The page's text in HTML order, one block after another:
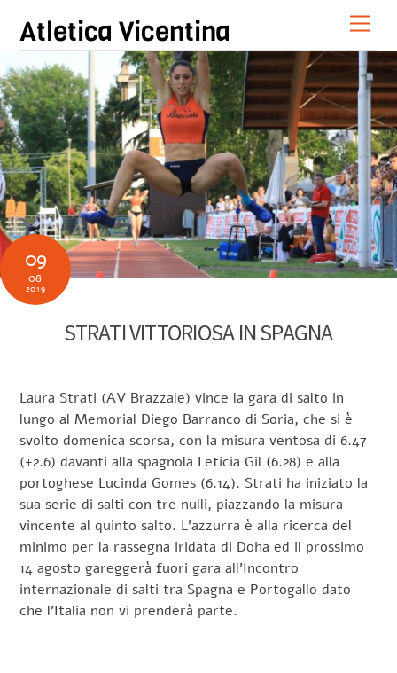
content
Atletica Vicentina
09
08
2019
STRATI VITTORIOSA IN SPAGNA
Laura Strati (AV Brazzale) vince la gara di salto in
lungo al Memorial Diego Barranco di Soria, che si è
svolto domenica scorsa, con la misura ventosa di 6.47
(+2.6) davanti alla spagnola Leticia Gil (6.28) e alla
portoghese Lucinda Gomes (6.14). Strati ha iniziato la
sua serie di salti con tre nulli, piazzando la misura
vincente al quinto salto. L’azzurra è alla ricerca del
minimo per la rassegna iridata di Doha ed il prossimo
14 agosto gareggerà fuori gara all’Incontro
internazionale di salti tra Spagna e Portogallo dato
che l’Italia non vi prenderà parte.